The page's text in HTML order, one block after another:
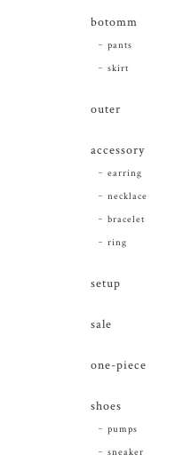
botomm
pants
skirt
outer
accessory
earring
necklace
bracelet
ring
setup
sale
one-piece
shoes
pumps
sneaker